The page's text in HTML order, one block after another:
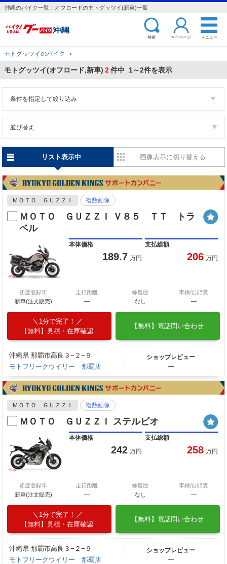
沖縄のバイク一覧：オフロードのモトグッツイ(新車)一覧
検索 マイページ メニュー
モトグッツイのバイク ＞
モトグッツイ(オフロード,新車) 2件中 1～2件を表示
条件を指定して絞り込み
並び替え
リスト表示中 画像表示に切り替える
ＭＯＴＯ ＧＵＺＺＩ 複数画像
ＭＯＴＯ ＧＵＺＺＩ Ｖ８５ ＴＴ トラ
ベル
本体価格
189.7 万円
支払総額
206 万円
初度登録年
新車(注文販売)
走行距離
―
修復歴
なし
車検/自賠責
―
1分で完了！
【無料】見積・在庫確認
【無料】電話問い合わせ
沖縄県 那覇市高良３−２−９
モトフリークウイリー 那覇店
ショップレビュー
―
ＭＯＴＯ ＧＵＺＺＩ 複数画像
ＭＯＴＯ ＧＵＺＺＩ ステルビオ
本体価格
242 万円
支払総額
258 万円
初度登録年
新車(注文販売)
走行距離
―
修復歴
なし
車検/自賠責
―
1分で完了！
【無料】見積・在庫確認
【無料】電話問い合わせ
沖縄県 那覇市高良３−２−９
モトフリークウイリー 那覇店
ショップレビュー
―